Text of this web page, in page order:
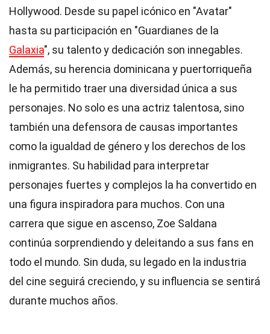
Hollywood. Desde su papel icónico en "Avatar"
hasta su participación en "Guardianes de la
Galaxia", su talento y dedicación son innegables.
Además, su herencia dominicana y puertorriqueña
le ha permitido traer una diversidad única a sus
personajes. No solo es una actriz talentosa, sino
también una defensora de causas importantes
como la igualdad de género y los derechos de los
inmigrantes. Su habilidad para interpretar
personajes fuertes y complejos la ha convertido en
una figura inspiradora para muchos. Con una
carrera que sigue en ascenso, Zoe Saldana
continúa sorprendiendo y deleitando a sus fans en
todo el mundo. Sin duda, su legado en la industria
del cine seguirá creciendo, y su influencia se sentirá
durante muchos años.